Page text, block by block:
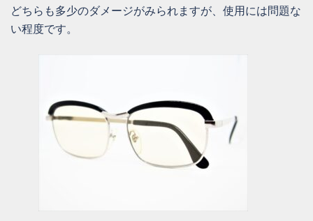
どちらも多少のダメージがみられますが、使用には問題な
い程度です。